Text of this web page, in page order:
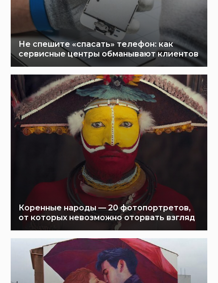
Не спешите «спасать» телефон: как
сервисные центры обманывают клиентов
Коренные народы — 20 фотопортретов,
от которых невозможно оторвать взгляд